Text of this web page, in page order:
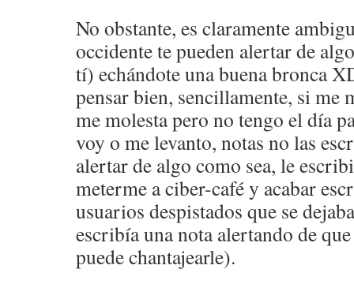
No obstante, es claramente
occidente te pueden alertar de
tí) echándote una buena bronca
pensar bien, sencillamente, si me
me molesta pero no tengo el día
voy o me levanto, notas no las
alertar de algo como sea, le
meterme a ciber-café y acabar
usuarios despistados que se
escribía una nota alertando de
puede chantajearle).